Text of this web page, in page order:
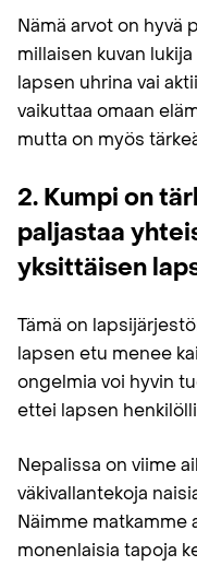
Nämä arvot on hyvä
millaisen kuvan
lapsen uhrina vai
vaikuttaa omaan
mutta on myös
2. Kumpi on
paljastaa
yksittäisen
Tämä on
lapsen etu menee
ongelmia voi hyvin
ettei lapsen
Nepalissa on viime
väkivallantekoja
Näimme matkamme
monenlaisia tapoja